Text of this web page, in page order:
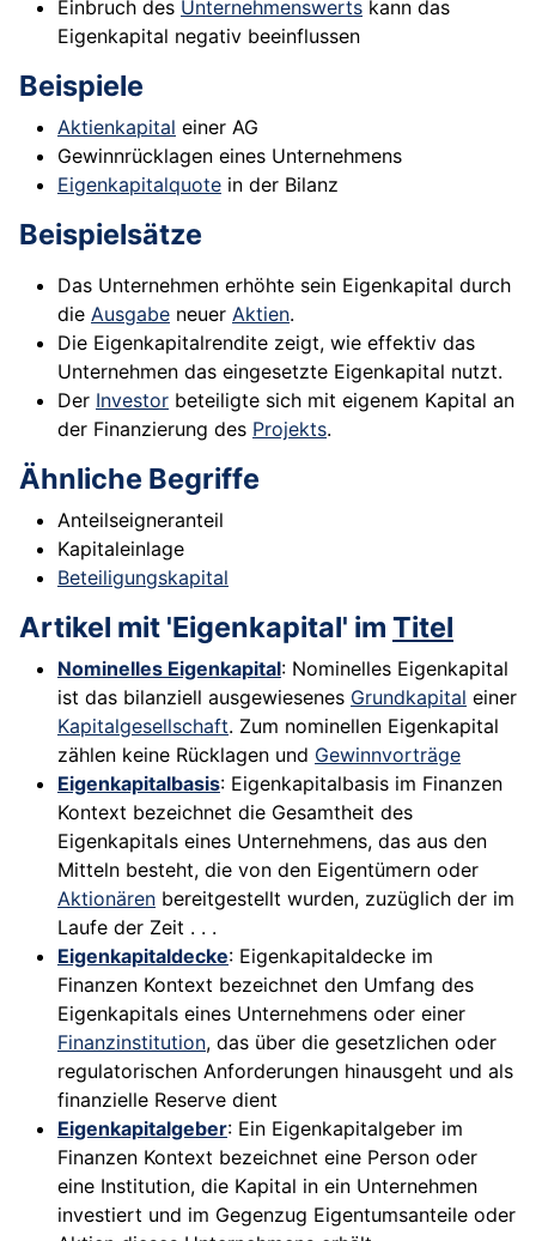
Einbruch des Unternehmenswerts kann das
Eigenkapital negativ beeinflussen
Beispiele
Aktienkapital einer AG
Gewinnrücklagen eines Unternehmens
Eigenkapitalquote in der Bilanz
Beispielsätze
Das Unternehmen erhöhte sein Eigenkapital durch
die Ausgabe neuer Aktien.
Die Eigenkapitalrendite zeigt, wie effektiv das
Unternehmen das eingesetzte Eigenkapital nutzt.
Der Investor beteiligte sich mit eigenem Kapital an
der Finanzierung des Projekts.
Ähnliche Begriffe
Anteilseigneranteil
Kapitaleinlage
Beteiligungskapital
Artikel mit 'Eigenkapital' im Titel
Nominelles Eigenkapital: Nominelles Eigenkapital
ist das bilanziell ausgewiesenes Grundkapital einer
Kapitalgesellschaft. Zum nominellen Eigenkapital
zählen keine Rücklagen und Gewinnvorträge
Eigenkapitalbasis: Eigenkapitalbasis im Finanzen
Kontext bezeichnet die Gesamtheit des
Eigenkapitals eines Unternehmens, das aus den
Mitteln besteht, die von den Eigentümern oder
Aktionären bereitgestellt wurden, zuzüglich der im
Laufe der Zeit . . .
Eigenkapitaldecke: Eigenkapitaldecke im
Finanzen Kontext bezeichnet den Umfang des
Eigenkapitals eines Unternehmens oder einer
Finanzinstitution, das über die gesetzlichen oder
regulatorischen Anforderungen hinausgeht und als
finanzielle Reserve dient
Eigenkapitalgeber: Ein Eigenkapitalgeber im
Finanzen Kontext bezeichnet eine Person oder
eine Institution, die Kapital in ein Unternehmen
investiert und im Gegenzug Eigentumsanteile oder